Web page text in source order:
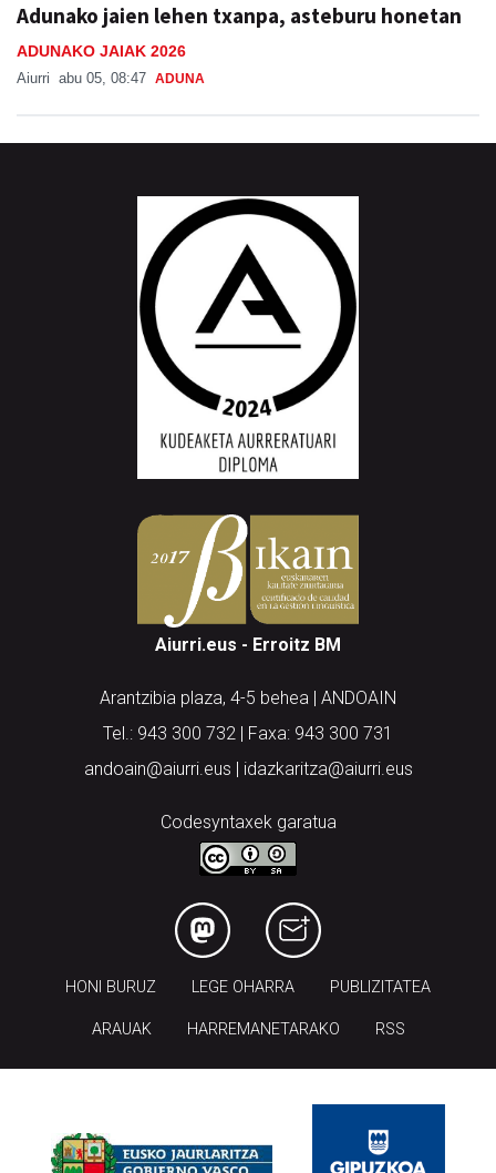
Adunako jaien lehen txanpa, asteburu honetan
ADUNAKO JAIAK 2026
Aiurri abu 05, 08:47 ADUNA
Aiurri.eus - Erroitz BM
Arantzibia plaza, 4-5 behea | ANDOAIN
Tel.: 943 300 732 | Faxa: 943 300 731
andoain@aiurri.eus | idazkaritza@aiurri.eus
Codesyntaxek garatua
HONI BURUZ LEGE OHARRA PUBLIZITATEA
ARAUAK HARREMANETARAKO RSS